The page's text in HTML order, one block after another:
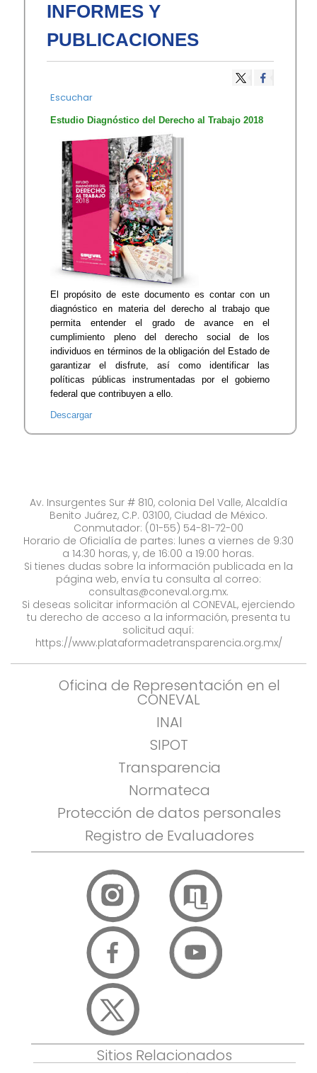
INFORMES Y
PUBLICACIONES
Escuchar
​Estudio ​Diagnóstico del Derecho al Trabajo 2018
​El propósito de este documento es contar con un
diagnóstico en materia del derecho al trabajo que
permita entender el grado de avance en el
cumplimiento pleno del derecho social de los
individuos en términos de la obligación del Estado de
garantizar el disfrute, así como identificar las
políticas públicas instrumentadas por el gobierno
federal que contribuyen a ello.​
Descargar​
Av. Insurgentes Sur # 810, colonia Del Valle, Alcaldía
Benito Juárez, C.P. 03100, Ciudad de México.
Conmutador: (01-55) 54-81-72-00
Horario de Oficialía de partes: lunes a viernes de 9:30
a 14:30 horas, y, de 16:00 a 19:00 horas.
Si tienes dudas sobre la información publicada en la
página web, envía tu consulta al correo:
consultas@coneval.org.mx.
Si deseas solicitar información al CONEVAL, ejerciendo
tu derecho de acceso a la información, presenta tu
solicitud aquí:
https://www.plataformadetransparencia.org.mx/
Oficina de Representación en el
CONEVAL
INAI
SIPOT
Transparencia
Normateca
Protección de datos personales
Registro de Evaluadores
Sitios Relacionados